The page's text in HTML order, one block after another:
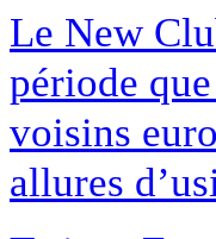
Le New
période
voisins
allures